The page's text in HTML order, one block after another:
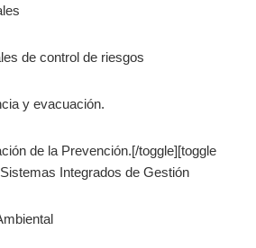
de control de riesgos
y evacuación.
de la Prevención.[/toggle][toggle
Integrados de Gestión